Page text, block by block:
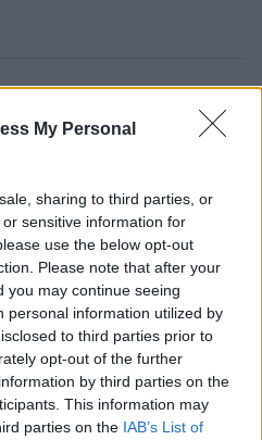
My Personal
sharing to third parties, or
sensitive information for
use the below opt-out
Please note that after your
you may continue seeing
personal information utilized by
to third parties prior to
opt-out of the further
by third parties on the
This information may
parties on the IAB’s List of